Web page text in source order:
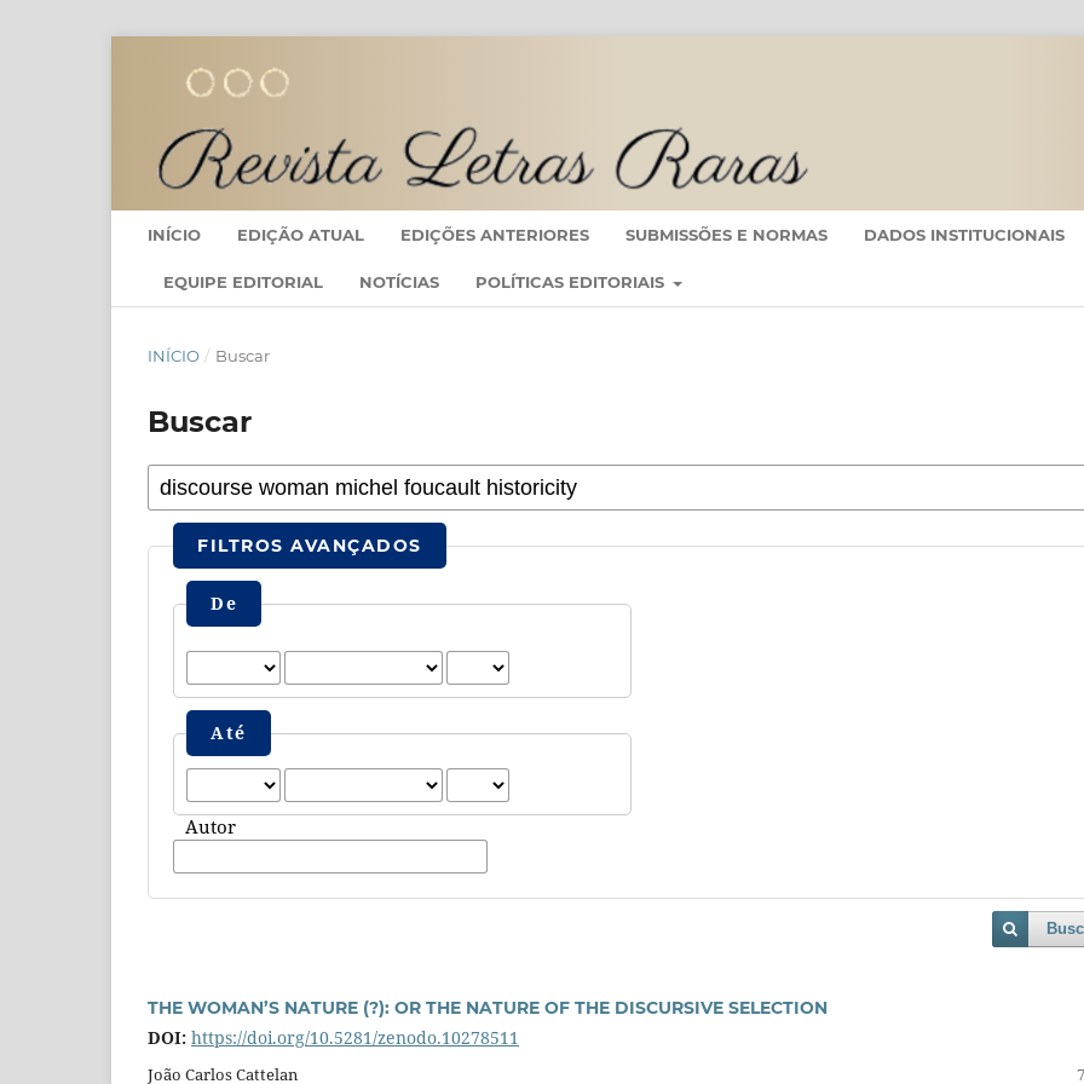
INÍCIO EDIÇÃO ATUAL EDIÇÕES ANTERIORES SUBMISSÕES E NORMAS DADOS INSTITUCIONAIS
EQUIPE EDITORIAL NOTÍCIAS POLÍTICAS EDITORIAIS
INÍCIO / Buscar
Buscar
FILTROS AVANÇADOS
De
Até
Autor
THE WOMAN’S NATURE (?): OR THE NATURE OF THE DISCURSIVE SELECTION
DOI: https://doi.org/10.5281/zenodo.10278511
João Carlos Cattelan